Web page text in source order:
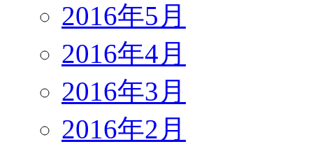
2016年5月
2016年4月
2016年3月
2016年2月